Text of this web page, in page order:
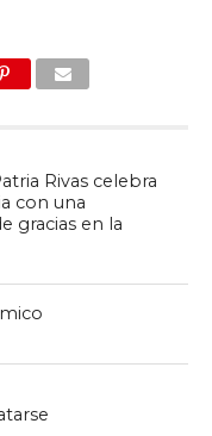
Rivas celebra
con una
gracias en la